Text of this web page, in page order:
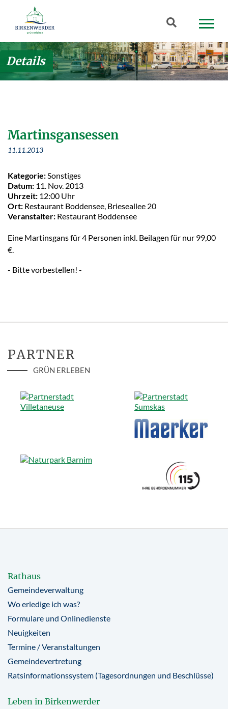
Zum Hauptinhalt springen
Suchbegriff
Details
Martinsgansessen
11.11.2013
Kategorie: Sonstiges
Datum: 11. Nov. 2013
Uhrzeit: 12:00 Uhr
Ort: Restaurant Boddensee, Brieseallee 20
Veranstalter: Restaurant Boddensee
Eine Martinsgans für 4 Personen inkl. Beilagen für nur 99,00
€.
- Bitte vorbestellen! -
PARTNER
GRÜN ERLEBEN
Rathaus
Gemeindeverwaltung
Wo erledige ich was?
Formulare und Onlinedienste
Neuigkeiten
Termine / Veranstaltungen
Gemeindevertretung
Ratsinformationssystem (Tagesordnungen und Beschlüsse)
Leben in Birkenwerder